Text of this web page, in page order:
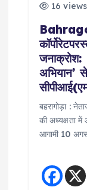
16 views
अभियान’
बहरागोड़ा :
की अध्यक्षता
आगामी 10